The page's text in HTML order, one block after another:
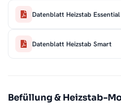
Datenblatt Heizstab Essential
Datenblatt Heizstab Smart
Befüllung & Heizstab-